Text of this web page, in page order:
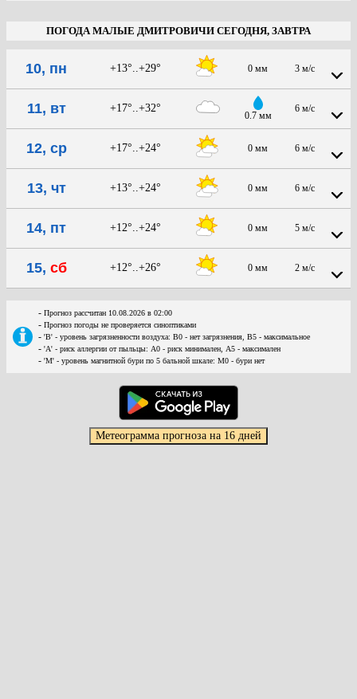
ПОГОДА МАЛЫЕ ДМИТРОВИЧИ СЕГОДНЯ, ЗАВТРА
10, пн +13°..+29° 0 мм 3 м/с
11, вт +17°..+32°
0.7 мм
6 м/с
12, ср +17°..+24° 0 мм 6 м/с
13, чт +13°..+24° 0 мм 6 м/с
14, пт +12°..+24° 0 мм 5 м/с
15, сб +12°..+26° 0 мм 2 м/с
- Прогноз рассчитан 10.08.2026 в 02:00
- Прогноз погоды не проверяется синоптиками
- 'В' - уровень загрязненности воздуха: В0 - нет загрязнения, В5 - максимальное
- 'А' - риск аллергии от пыльцы: А0 - риск минимален, А5 - максимален
- 'М' - уровень магнитной бури по 5 бальной шкале: М0 - бури нет